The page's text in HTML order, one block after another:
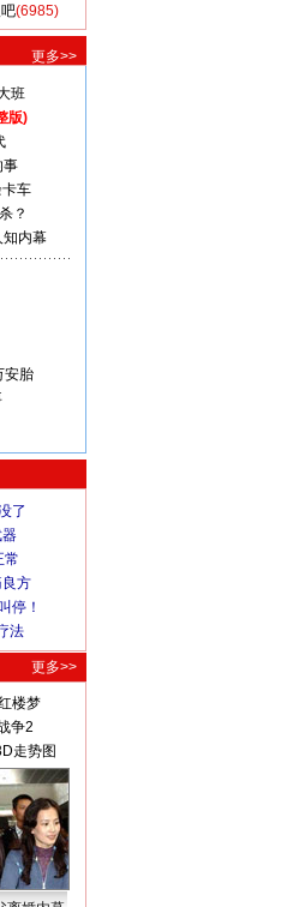
(6985)
更多>>
班
版)
事
车
？
内幕
安胎
了
常
方
停！
法
更多>>
楼梦
争2
走势图